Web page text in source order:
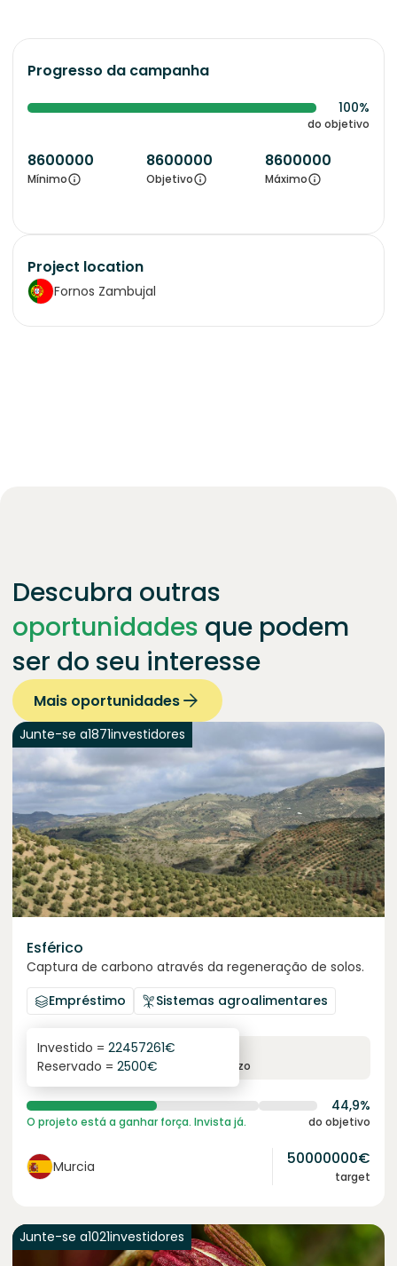
Progresso da campanha
100%
do objetivo
8600000
Mínimo
8600000
Objetivo
8600000
Máximo
Project location
Fornos Zambujal
Descubra outras
oportunidades que podem
ser do seu interesse
Mais oportunidades
Junte-se a1871investidores
Esférico
Captura de carbono através da regeneração de solos.
Empréstimo
Sistemas agroalimentares
6.3%
juro anual prazo
Investido = 22457261€
Reservado = 2500€
44,9%
O projeto está a ganhar força. Invista já. do objetivo
Murcia 50000000€
target
Junte-se a1021investidores